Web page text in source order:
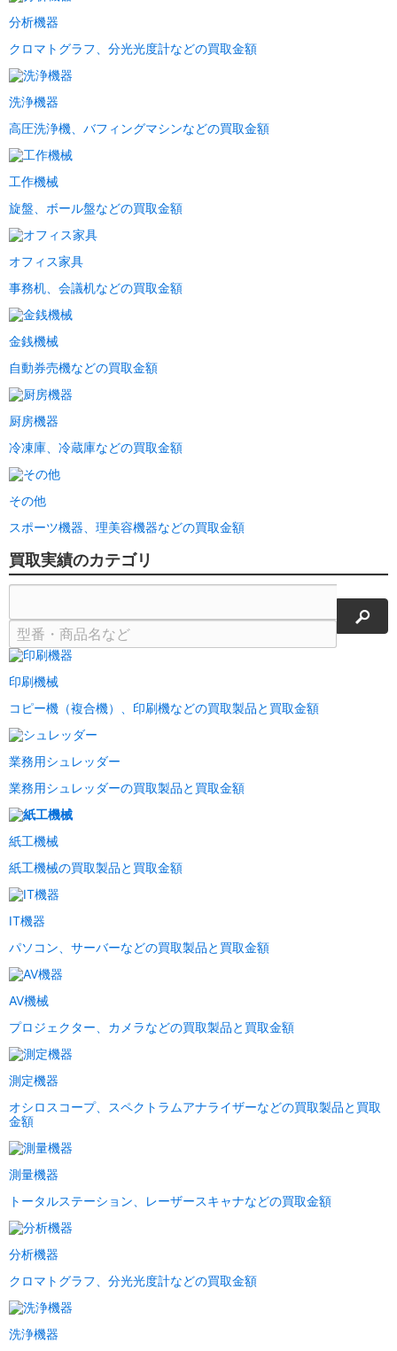
分析機器
クロマトグラフ、分光光度計などの買取金額
洗浄機器
高圧洗浄機、バフィングマシンなどの買取金額
工作機械
旋盤、ボール盤などの買取金額
オフィス家具
事務机、会議机などの買取金額
金銭機械
自動券売機などの買取金額
厨房機器
冷凍庫、冷蔵庫などの買取金額
その他
スポーツ機器、理美容機器などの買取金額
買取実績のカテゴリ
検索
印刷機械
コピー機（複合機）、印刷機などの買取製品と買取金額
業務用シュレッダー
業務用シュレッダーの買取製品と買取金額
紙工機械
紙工機械の買取製品と買取金額
IT機器
パソコン、サーバーなどの買取製品と買取金額
AV機械
プロジェクター、カメラなどの買取製品と買取金額
測定機器
オシロスコープ、スペクトラムアナライザーなどの買取製品と買取
金額
測量機器
トータルステーション、レーザースキャナなどの買取金額
分析機器
クロマトグラフ、分光光度計などの買取金額
洗浄機器